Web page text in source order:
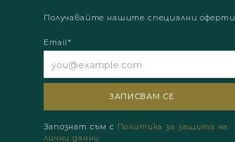
Получавайте нашите специални оферти
Email*
Запознат съм с Политика за защита на
лични данни